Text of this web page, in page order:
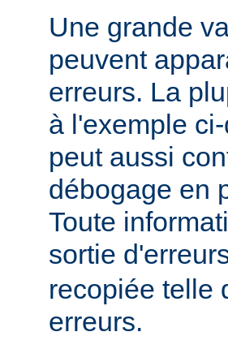
Une grande
peuvent
erreurs. La
à l'exemple
peut aussi
débogage en
Toute
sortie
recopiée telle
erreurs.